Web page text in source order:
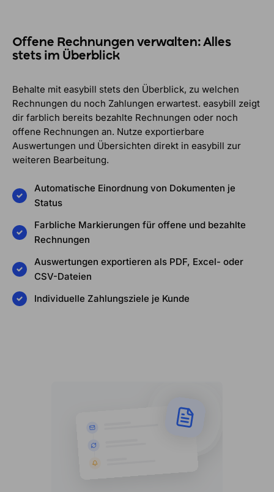
Offene Rechnungen verwalten: Alles
stets im Überblick
Behalte mit easybill stets den Überblick, zu welchen
Rechnungen du noch Zahlungen erwartest. easybill zeigt
dir farblich bereits bezahlte Rechnungen oder noch
offene Rechnungen an. Nutze exportierbare
Auswertungen und Übersichten direkt in easybill zur
weiteren Bearbeitung.
Automatische Einordnung von Dokumenten je
Status
Farbliche Markierungen für offene und bezahlte
Rechnungen
Auswertungen exportieren als PDF, Excel- oder
CSV-Dateien
Individuelle Zahlungsziele je Kunde